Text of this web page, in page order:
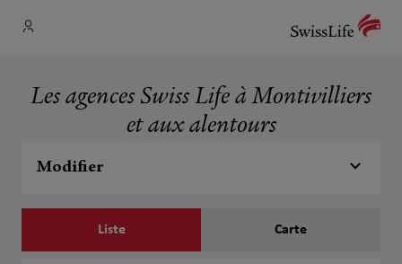
Les agences Swiss Life à Montivilliers
et aux alentours
Modifier
Liste Carte